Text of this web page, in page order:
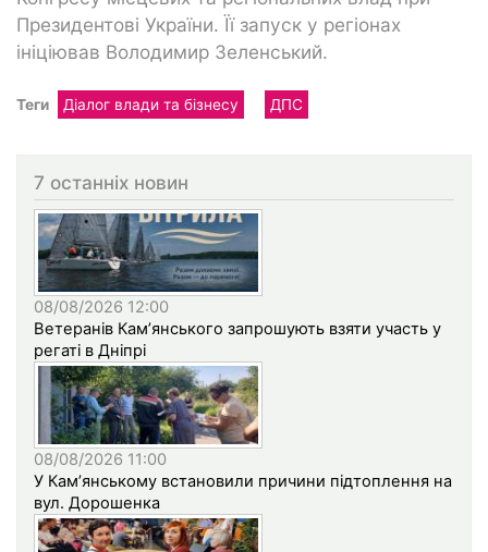
Президентові України. Її запуск у регіонах
ініціював Володимир Зеленський.
Теги Діалог влади та бізнесу ДПС
7 останніх новин
08/08/2026 12:00
Ветеранів Кам’янського запрошують взяти участь у
регаті в Дніпрі
08/08/2026 11:00
У Кам’янському встановили причини підтоплення на
вул. Дорошенка